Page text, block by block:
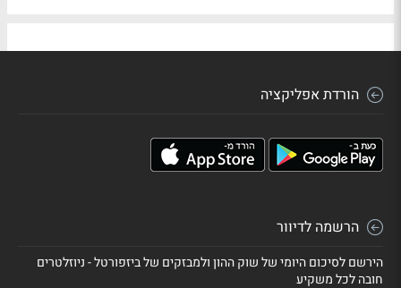
הורדת אפליקציה
הרשמה לדיוור
הירשם לסיכום היומי של שוק ההון ולמבזקים של ביזפורטל - ניוזלטרים
חובה לכל משקיע